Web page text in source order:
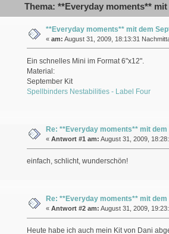
Thema: **Everyday moments**
**Everyday moments** mit dem
« am: August 31, 2009, 18:13:31
Ein schnelles Mini im Format 6"x12".
Material:
September Kit
Spellbinders Nestabilities - Label Four
Re: **Everyday moments** mit
« Antwort #1 am: August 31, 2009,
einfach, schlicht, wunderschön!
Re: **Everyday moments** mit
« Antwort #2 am: August 31, 2009,
Heute habe ich auch mein Kit von Dani